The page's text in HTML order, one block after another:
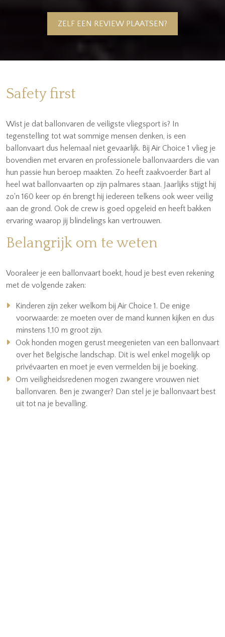
ZELF EEN REVIEW PLAATSEN?
Safety first
Wist je dat ballonvaren de veiligste vliegsport is? In
tegenstelling tot wat sommige mensen denken, is een
ballonvaart dus helemaal niet gevaarlijk. Bij Air Choice 1 vlieg je
bovendien met ervaren en professionele ballonvaarders die van
hun passie hun beroep maakten. Zo heeft zaakvoerder Bart al
heel wat ballonvaarten op zijn palmares staan. Jaarlijks stijgt hij
zo‘n 160 keer op én brengt hij iedereen telkens ook weer veilig
aan de grond. Ook de crew is goed opgeleid en heeft bakken
ervaring waarop jij blindelings kan vertrouwen.
Belangrijk om te weten
Vooraleer je een ballonvaart boekt, houd je best even rekening
met de volgende zaken:
Kinderen zijn zeker welkom bij Air Choice 1. De enige
voorwaarde: ze moeten over de mand kunnen kijken en dus
minstens 1,10 m groot zijn.
Ook honden mogen gerust meegenieten van een ballonvaart
over het Belgische landschap. Dit is wel enkel mogelijk op
privévaarten en moet je even vermelden bij je boeking.
Om veiligheidsredenen mogen zwangere vrouwen niet
ballonvaren. Ben je zwanger? Dan stel je je ballonvaart best
uit tot na je bevalling.